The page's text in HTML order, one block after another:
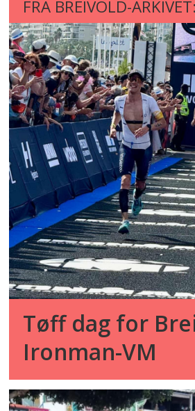
FRA BREIVOLD-ARKIVET:
Tøff dag for
Ironman-VM